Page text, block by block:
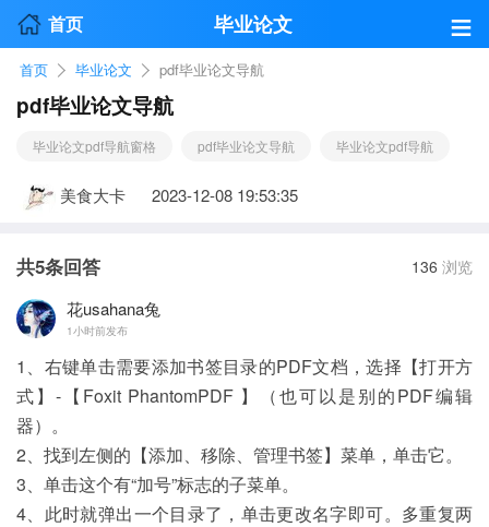
≡
首页 毕业论文
首页 毕业论文 pdf毕业论文导航
pdf毕业论文导航
毕业论文pdf导航窗格 pdf毕业论文导航 毕业论文pdf导航
美食大卡 2023-12-08 19:53:35
共5条回答 136 浏览
花usahana兔
1小时前发布
1、右键单击需要添加书签目录的PDF文档，选择【打开方
式】-【Foxit PhantomPDF 】（也可以是别的PDF编辑
器）。
2、找到左侧的【添加、移除、管理书签】菜单，单击它。
3、单击这个有“加号”标志的子菜单。
4、此时就弹出一个目录了，单击更改名字即可。多重复两